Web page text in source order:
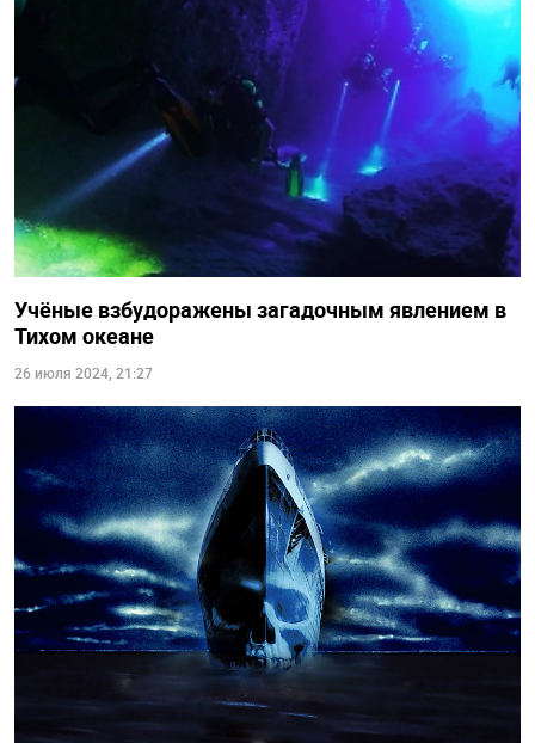
Учёные взбудоражены загадочным явлением в
Тихом океане
26 июля 2024, 21:27